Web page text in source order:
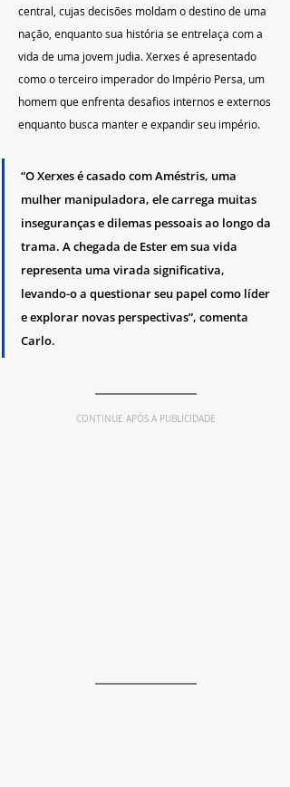
central, cujas decisões moldam o destino de uma
nação, enquanto sua história se entrelaça com a
vida de uma jovem judia. Xerxes é apresentado
como o terceiro imperador do Império Persa, um
homem que enfrenta desafios internos e externos
enquanto busca manter e expandir seu império.
“O Xerxes é casado com Améstris, uma
mulher manipuladora, ele carrega muitas
inseguranças e dilemas pessoais ao longo da
trama. A chegada de Ester em sua vida
representa uma virada significativa,
levando-o a questionar seu papel como líder
e explorar novas perspectivas”, comenta
Carlo.
CONTINUE APÓS A PUBLICIDADE